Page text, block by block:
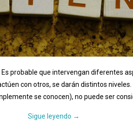
probable que intervengan diferentes
con otros, se darán distintos niveles.
se conocen), no puede ser
Sigue leyendo →